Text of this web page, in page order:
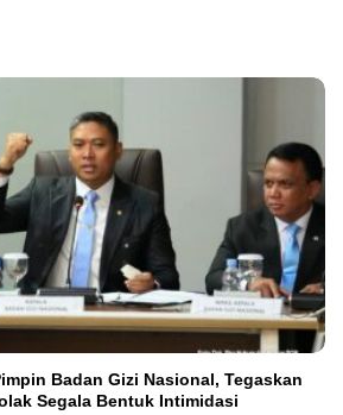
Badan Gizi Nasional, Tegaskan
Segala Bentuk Intimidasi